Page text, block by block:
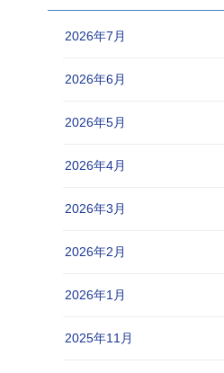
2026年7月
2026年6月
2026年5月
2026年4月
2026年3月
2026年2月
2026年1月
2025年11月